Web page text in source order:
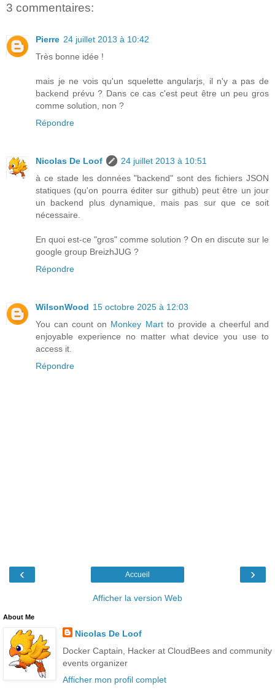
3 commentaires:
Pierre 24 juillet 2013 à 10:42
Très bonne idée !
mais je ne vois qu'un squelette angularjs, il n'y a pas de
backend prévu ? Dans ce cas c'est peut être un peu gros
comme solution, non ?
Répondre
Nicolas De Loof
24 juillet 2013 à 10:51
à ce stade les données "backend" sont des fichiers JSON
statiques (qu'on pourra éditer sur github) peut être un jour
un backend plus dynamique, mais pas sur que ce soit
nécessaire.
En quoi est-ce "gros" comme solution ? On en discute sur le
google group BreizhJUG ?
Répondre
WilsonWood 15 octobre 2025 à 12:03
You can count on Monkey Martto provide a cheerful and
enjoyable experience no matter what device you use to
access it.
Répondre
‹ ›
Accueil
Afficher la version Web
About Me
Nicolas De Loof
Docker Captain, Hacker at CloudBees and community
events organizer
Afficher mon profil complet